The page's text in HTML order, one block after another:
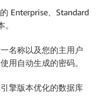
Enterprise、Standard
名称以及您的主用户
用自动生成的密码。
擎版本优化的数据库